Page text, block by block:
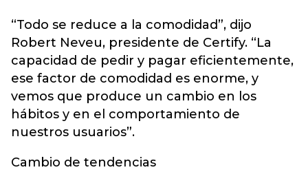
“Todo se reduce a la comodidad”, dijo
Robert Neveu, presidente de Certify. “La
capacidad de pedir y pagar eficientemente,
ese factor de comodidad es enorme, y
vemos que produce un cambio en los
hábitos y en el comportamiento de
nuestros usuarios”.
Cambio de tendencias